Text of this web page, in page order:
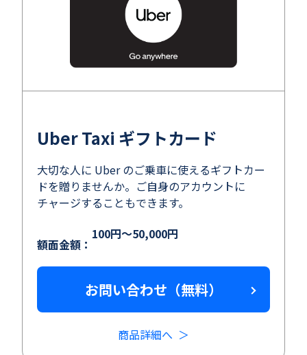
Uber Taxi ギフトカード
大切な人に Uber のご乗車に使えるギフトカー
ドを贈りませんか。ご自身のアカウントに
チャージすることもできます。
額面金額：
100円～50,000円
お問い合わせ（無料）
商品詳細へ